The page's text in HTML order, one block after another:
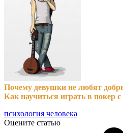
Почему девушки не любят
Как научиться играть в покер
психология человека
Оцените статью